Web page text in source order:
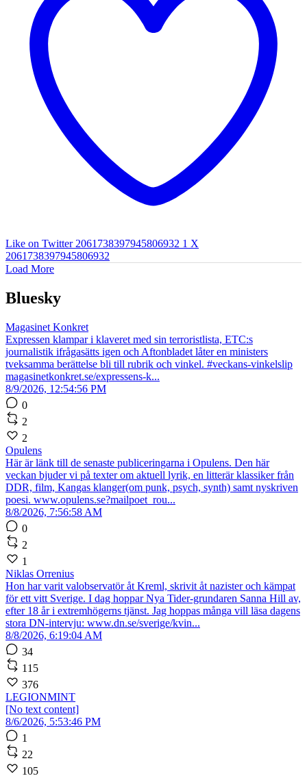
Like on Twitter 2061738397945806932 1 X
2061738397945806932
Load More
Bluesky
Magasinet Konkret
Expressen klampar i klaveret med sin terroristlista, ETC:s
journalistik ifrågasätts igen och Aftonbladet låter en ministers
tveksamma berättelse bli till rubrik och vinkel. #veckans-vinkelslip
magasinetkonkret.se/expressens-k...
8/9/2026, 12:54:56 PM
0
2
2
Opulens
Här är länk till de senaste publiceringarna i Opulens. Den här
veckan bjuder vi på texter om aktuell lyrik, en litterär klassiker från
DDR, film, Kangas klanger(om punk, psych, synth) samt nyskriven
poesi. www.opulens.se?mailpoet_rou...
8/8/2026, 7:56:58 AM
0
2
1
Niklas Orrenius
Hon har varit valobservatör åt Kreml, skrivit åt nazister och kämpat
för ett vitt Sverige. I dag hoppar Nya Tider-grundaren Sanna Hill av,
efter 18 år i extremhögerns tjänst. Jag hoppas många vill läsa dagens
stora DN-intervju: www.dn.se/sverige/kvin...
8/8/2026, 6:19:04 AM
34
115
376
LEGIONMINT
[No text content]
8/6/2026, 5:53:46 PM
1
22
105